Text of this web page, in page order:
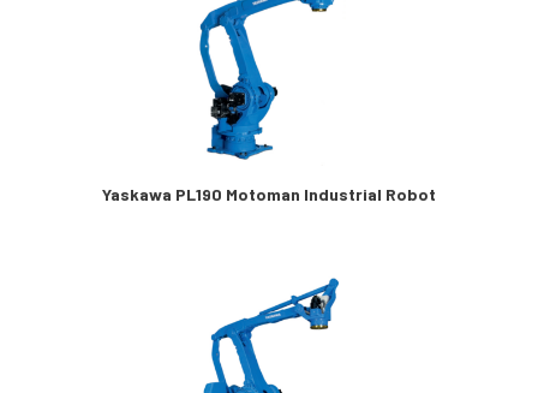
Yaskawa PL190 Motoman Industrial Robot